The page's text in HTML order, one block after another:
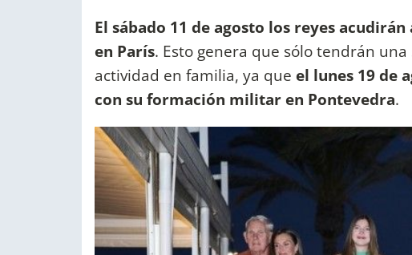
El sábado 11 de agosto los reyes
en París. Esto genera que sólo tendrán
actividad en familia, ya que el lunes 19 de
con su formación militar en Pontevedra.